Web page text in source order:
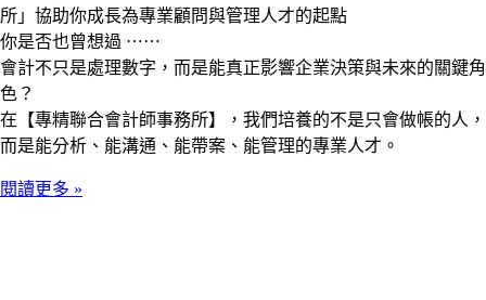
所」協助你成長為專業顧問與管理人才的起點
你是否也曾想過 ⋯⋯
會計不只是處理數字，而是能真正影響企業決策與未來的關鍵角
色？
在【專精聯合會計師事務所】，我們培養的不是只會做帳的人，
而是能分析、能溝通、能帶案、能管理的專業人才。
閱讀更多 »